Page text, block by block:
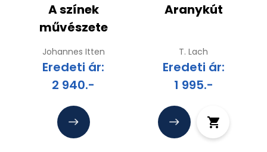
A színek
művészete
Johannes Itten
Eredeti ár:
2 940.-
Aranykút
T. Lach
Eredeti ár:
1 995.-